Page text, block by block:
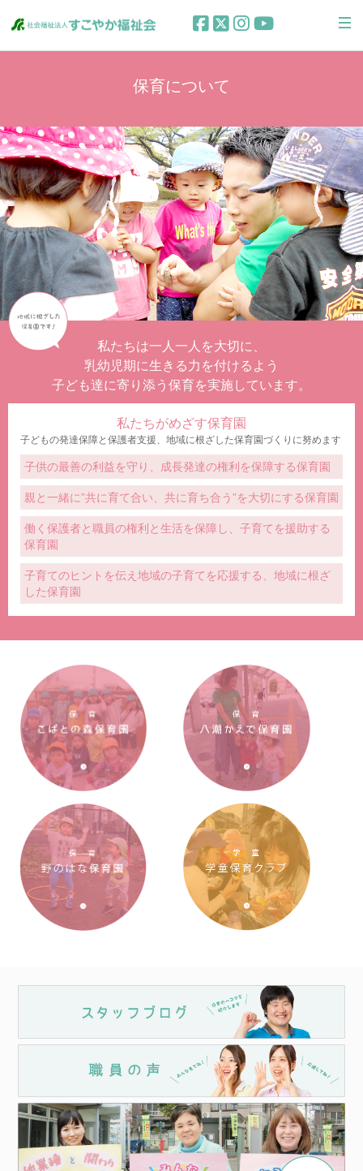
保育について
私たちは一人一人を大切に、
乳幼児期に生きる力を付けるよう
子ども達に寄り添う保育を実施しています。
私たちがめざす保育園
子どもの発達保障と保護者支援、地域に根ざした保育園づくりに努めます
子供の最善の利益を守り、成長発達の権利を保障する保育園
親と一緒に”共に育て合い、共に育ち合う”を大切にする保育園
働く保護者と職員の権利と生活を保障し、子育てを援助する
保育園
子育てのヒントを伝え地域の子育てを応援する、地域に根ざ
した保育園